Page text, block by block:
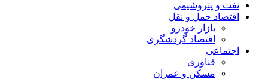
نفت و پتروشیمی
اقتصاد حمل و نقل
بازار خودرو
اقتصاد گردشگری
اجتماعی
فناوری
مسکن و عمران